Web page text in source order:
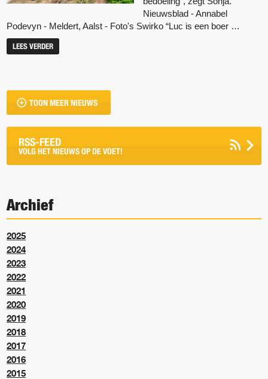
Nieuwsblad - Annabel
Podevyn - Meldert, Aalst - Foto's Swirko “Luc is een boer …
LEES VERDER
TOON MEER NIEUWS
RSS-FEED
VOLG HET NIEUWS OP DE VOET!
Archief
2025
2024
2023
2022
2021
2020
2019
2018
2017
2016
2015